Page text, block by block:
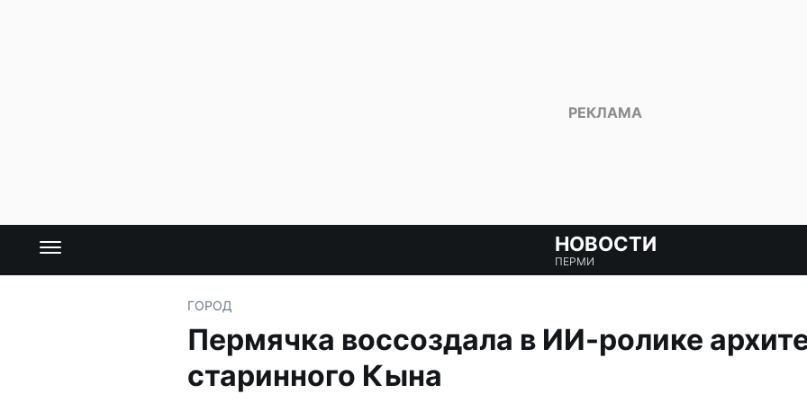
НОВОСТИ
ПЕРМИ
ГОРОД
Пермячка воссоздала в ИИ-ролике
старинного Кына